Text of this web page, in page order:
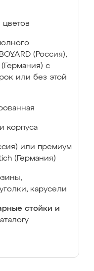
(Россия),
с
или без этой
корпуса
или премиум
(Германия)
карусели
стойки и